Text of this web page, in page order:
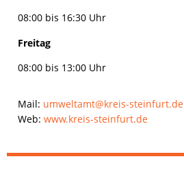
08:00 bis 16:30 Uhr
Freitag
08:00 bis 13:00 Uhr
Mail: umweltamt@kreis-steinfurt.de
Web: www.kreis-steinfurt.de